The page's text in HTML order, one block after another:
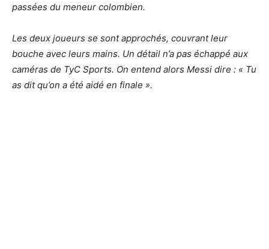
passées du meneur colombien.
Les deux joueurs se sont approchés, couvrant leur
bouche avec leurs mains. Un détail n’a pas échappé aux
caméras de TyC Sports. On entend alors Messi dire : « Tu
as dit qu’on a été aidé en finale ».